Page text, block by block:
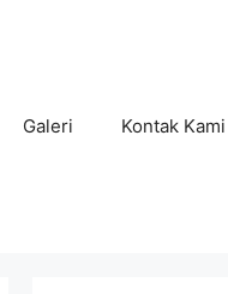
Galeri Kontak Kami